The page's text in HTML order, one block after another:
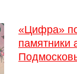
«Цифра»
памятники